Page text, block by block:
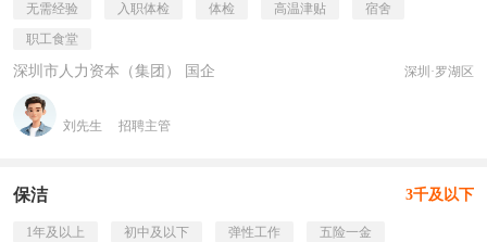
无需经验 入职体检 体检 高温津贴
宿舍
职工食堂
深圳市人力资本（集团） 国企 深圳·罗湖区
刘先生 招聘主管
保洁 3千及以下
1年及以上 初中及以下 弹性工作
五险一金